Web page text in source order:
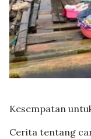
Kesempatan
Cerita tentang